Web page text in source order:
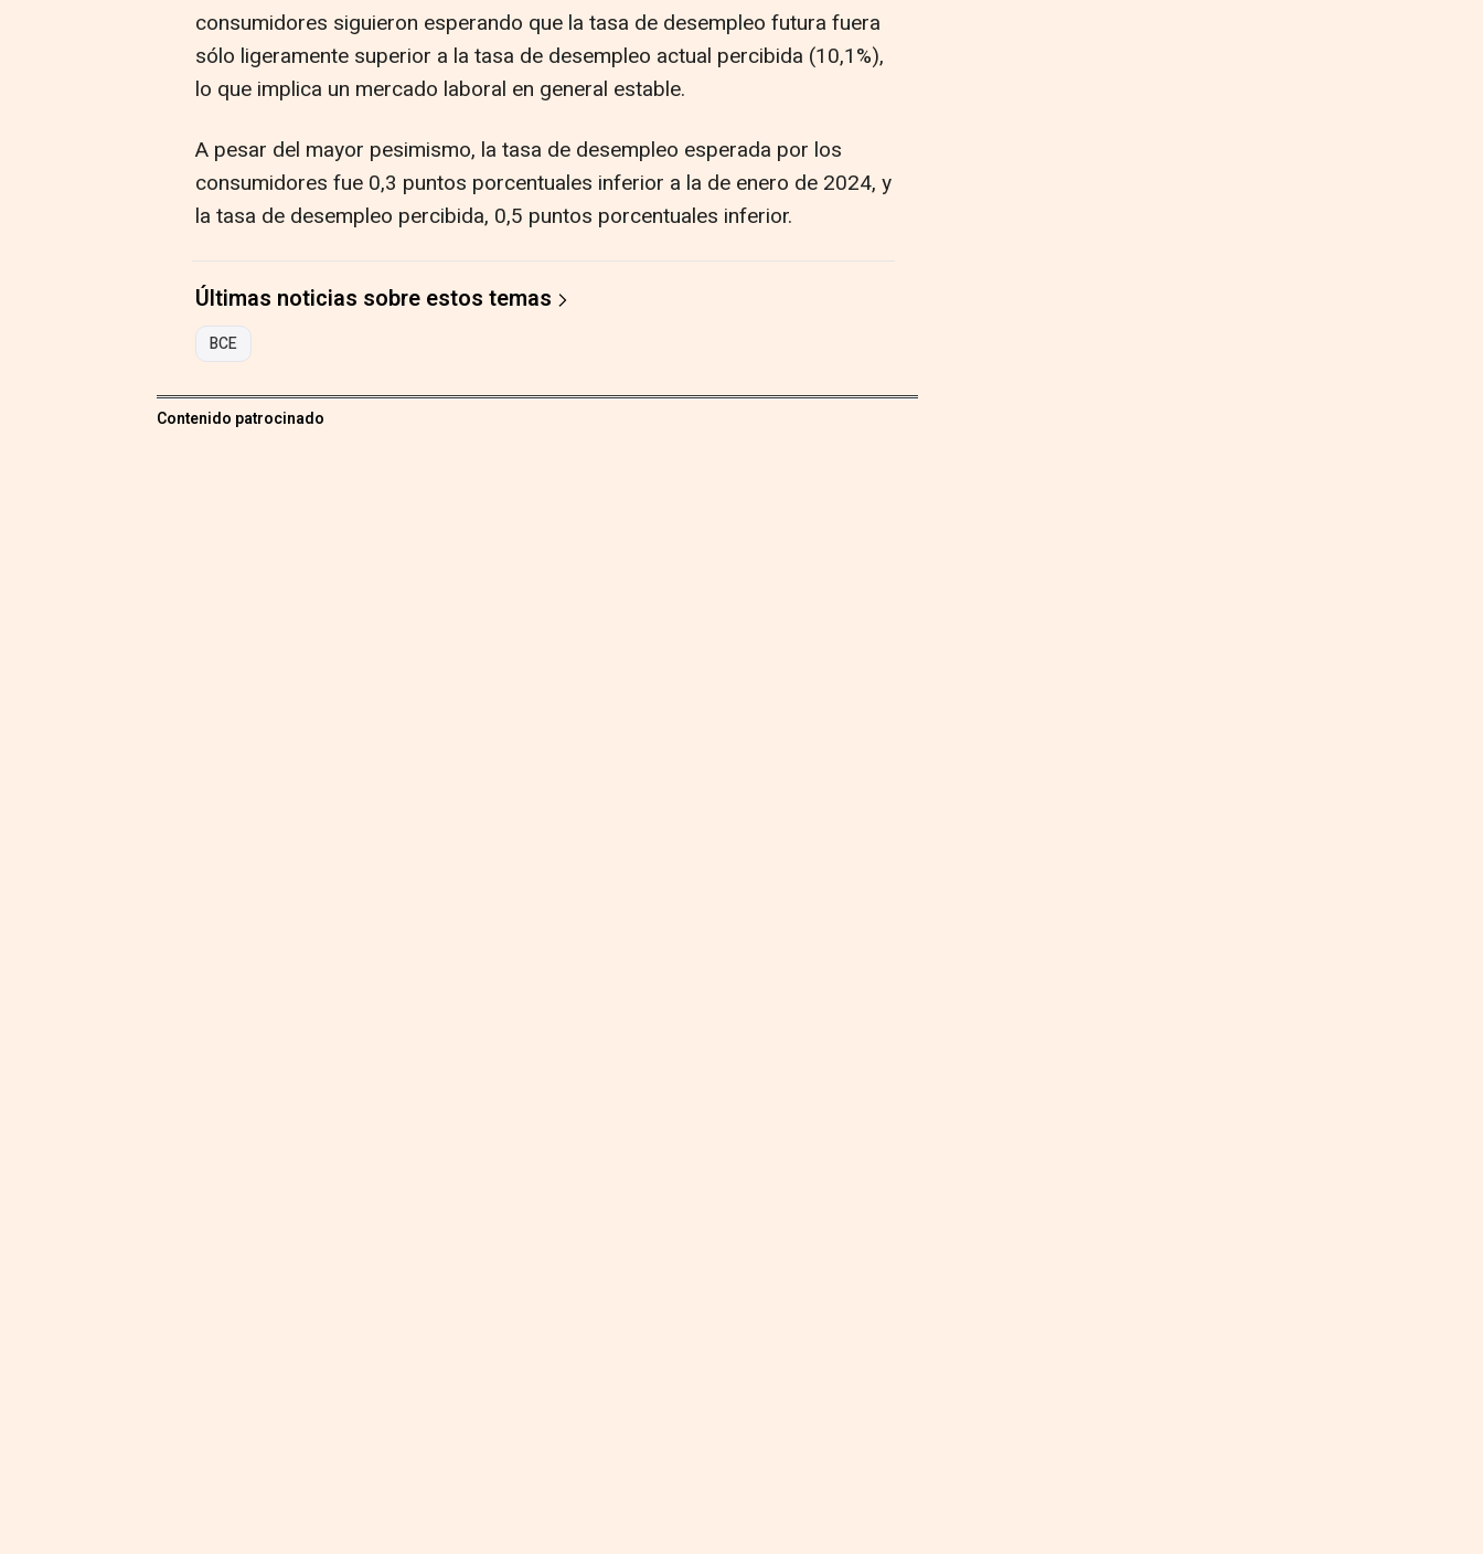
consumidores siguieron esperando que la tasa de desempleo futura fuera
sólo ligeramente superior a la tasa de desempleo actual percibida (10,1%),
lo que implica un mercado laboral en general estable.
A pesar del mayor pesimismo, la tasa de desempleo esperada por los
consumidores fue 0,3 puntos porcentuales inferior a la de enero de 2024, y
la tasa de desempleo percibida, 0,5 puntos porcentuales inferior.
Últimas noticias sobre estos temas
BCE
Contenido patrocinado